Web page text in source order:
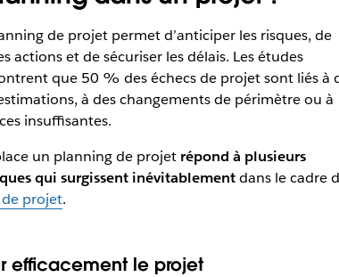
de projet permet d’anticiper les risques, de
actions et de sécuriser les délais. Les études
que 50 % des échecs de projet sont liés à
à des changements de périmètre ou à
insuffisantes.
un planning de projet répond à plusieurs
qui surgissent inévitablementdans le cadre
projet.
efficacement le projet